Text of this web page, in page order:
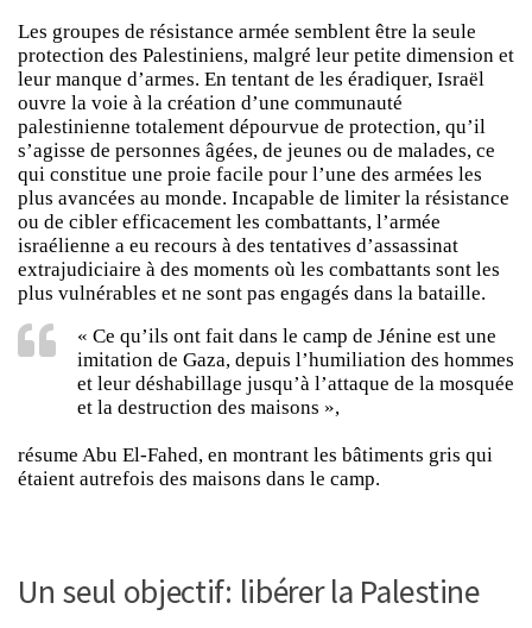
Les groupes de résistance armée semblent être la seule
protection des Palestiniens, malgré leur petite dimension et
leur manque d’armes. En tentant de les éradiquer, Israël
ouvre la voie à la création d’une communauté
palestinienne totalement dépourvue de protection, qu’il
s’agisse de personnes âgées, de jeunes ou de malades, ce
qui constitue une proie facile pour l’une des armées les
plus avancées au monde. Incapable de limiter la résistance
ou de cibler efficacement les combattants, l’armée
israélienne a eu recours à des tentatives d’assassinat
extrajudiciaire à des moments où les combattants sont les
plus vulnérables et ne sont pas engagés dans la bataille.
« Ce qu’ils ont fait dans le camp de Jénine est une
imitation de Gaza, depuis l’humiliation des hommes
et leur déshabillage jusqu’à l’attaque de la mosquée
et la destruction des maisons »,
résume Abu El-Fahed, en montrant les bâtiments gris qui
étaient autrefois des maisons dans le camp.
Un seul objectif: libérer la Palestine